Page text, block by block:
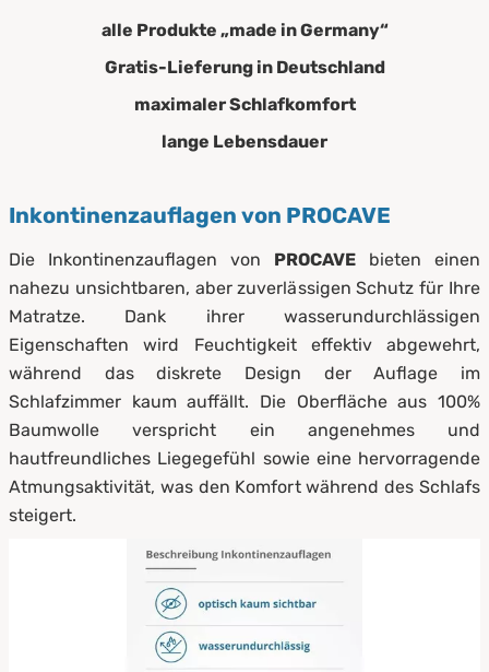
alle Produkte „made in Germany“
Gratis-Lieferung in Deutschland
maximaler Schlafkomfort
lange Lebensdauer
Inkontinenzauflagen von PROCAVE
Die Inkontinenzauflagen von PROCAVE bieten einen
nahezu unsichtbaren, aber zuverlässigen Schutz für Ihre
Matratze. Dank ihrer wasserundurchlässigen
Eigenschaften wird Feuchtigkeit effektiv abgewehrt,
während das diskrete Design der Auflage im
Schlafzimmer kaum auffällt. Die Oberfläche aus 100%
Baumwolle verspricht ein angenehmes und
hautfreundliches Liegegefühl sowie eine hervorragende
Atmungsaktivität, was den Komfort während des Schlafs
steigert.